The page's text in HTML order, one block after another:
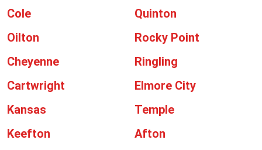
Cole
Quinton
Oilton
Rocky Point
Cheyenne
Ringling
Cartwright
Elmore City
Kansas
Temple
Keefton
Afton